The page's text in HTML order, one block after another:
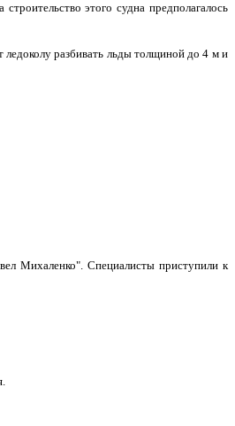
этого судна предполагалось
разбивать льды толщиной до 4 м и
Михаленко". Специалисты приступили к